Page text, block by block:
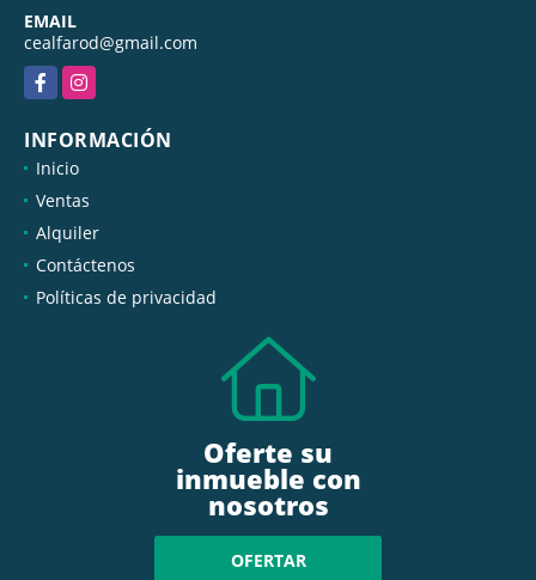
EMAIL
cealfarod@gmail.com
FacebookInstagram
INFORMACIÓN
Inicio
Ventas
Alquiler
Contáctenos
Políticas de privacidad
Oferte su
inmueble con
nosotros
OFERTAR